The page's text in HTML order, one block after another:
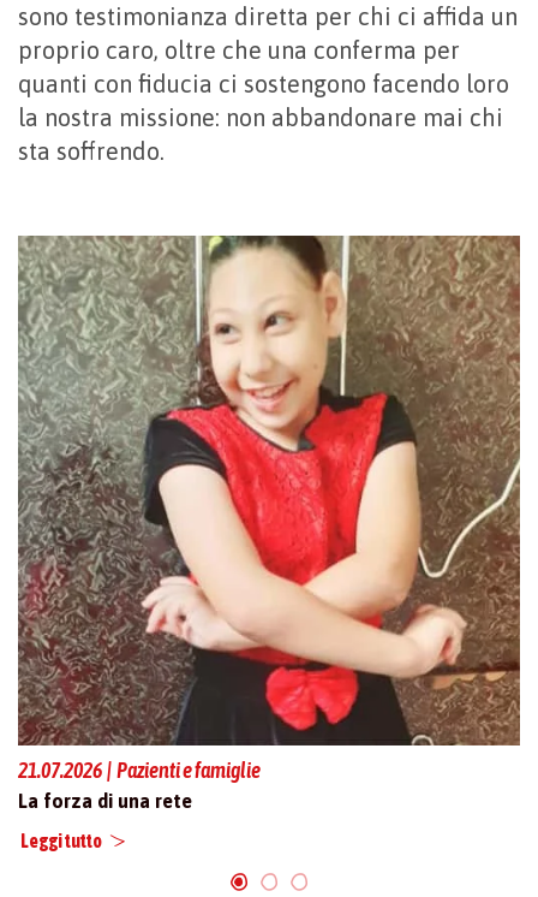
sono testimonianza diretta per chi ci affida un
proprio caro, oltre che una conferma per
quanti con fiducia ci sostengono facendo loro
la nostra missione: non abbandonare mai chi
sta soffrendo.
21.07.2026 | Pazienti e famiglie
La forza di una rete
Leggi tutto